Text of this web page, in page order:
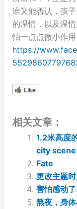
谁又能否认，孩
的温情，以及温
怕一点点微小作用
https://
Like
相关文章：
1.2米高度
city
Fate
更改主题
害怕感动
熬夜，身